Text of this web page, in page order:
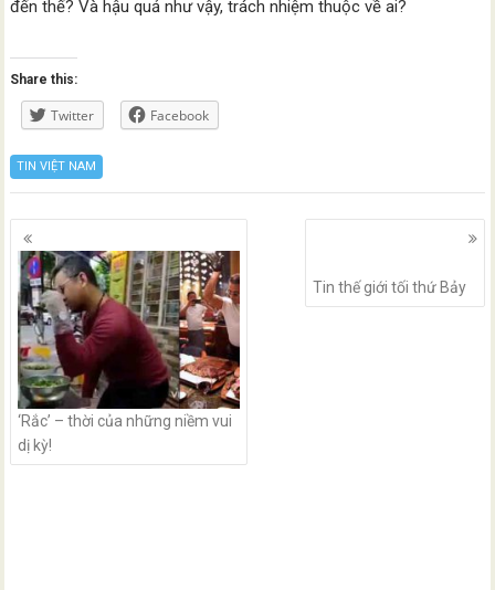
đến thế? Và hậu quả như vậy, trách nhiệm thuộc về ai?
Share this:
Twitter Facebook
TIN VIỆT NAM
Posts
navigation
‘Rắc’ – thời của những niềm vui
dị kỳ!
Tin thế giới tối thứ Bảy